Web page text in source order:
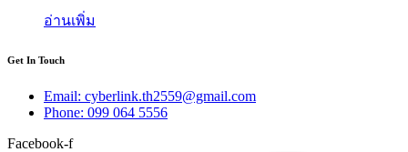
อ่านเพิ่ม
Get In Touch
Email: cyberlink.th2559@gmail.com
Phone: 099 064 5556
Facebook-f